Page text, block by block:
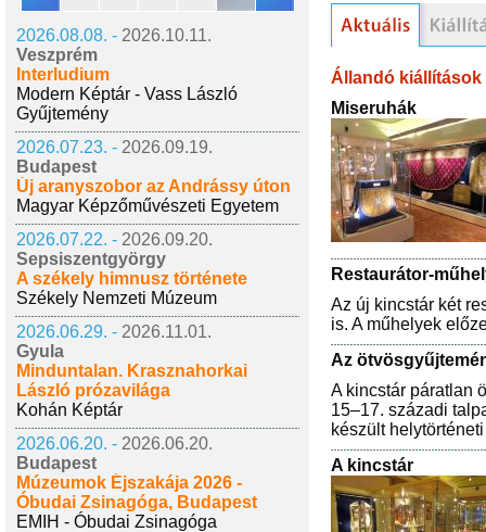
2026.08.08. - 2026.10.11.
Veszprém
Interludium
Modern Képtár - Vass László
Gyűjtemény
2026.07.23. - 2026.09.19.
Budapest
Új aranyszobor az Andrássy úton
Magyar Képzőművészeti Egyetem
2026.07.22. - 2026.09.20.
Sepsiszentgyörgy
A székely himnusz története
Székely Nemzeti Múzeum
2026.06.29. - 2026.11.01.
Gyula
Minduntalan. Krasznahorkai
László prózavilága
Kohán Képtár
2026.06.20. - 2026.06.20.
Budapest
Múzeumok Éjszakája 2026 -
Óbudai Zsinagóga, Budapest
EMIH - Óbudai Zsinagóga
Állandó kiállítások
Miseruhák
Restaurátor-
Az új kincstár két
is. A műhelyek
Az
A kincstár páratlan
15‒17. századi
készült
A kincstár